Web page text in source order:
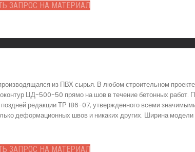
ЗАПРОС НА МАТЕРИАЛ
из ПВХ сырья. В любом строительном
ЦД-500-50 прямо на шов в течение бетонных работ.
редакции ТР 186-07, утвержденного всеми
деформационных швов и никаких других. Ширина
ЗАПРОС НА МАТЕРИАЛ